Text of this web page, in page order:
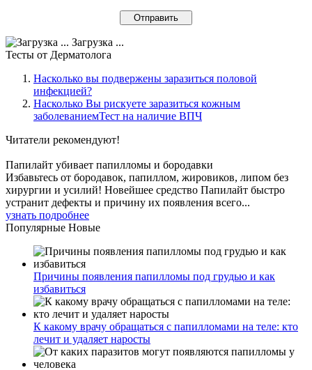
Загрузка ...
Тесты от Дерматолога
Насколько вы подвержены заразиться половой
инфекцией?
Насколько Вы рискуете заразиться кожным
заболеваниемТест на наличие ВПЧ
Читатели рекомендуют!
Папилайт убивает папилломы и бородавки
Избавьтесь от бородавок, папиллом, жировиков, липом без
хирургии и усилий! Новейшее средство Папилайт быстро
устранит дефекты и причину их появления всего...
узнать подробнее
Популярные Новые
Причины появления папилломы под грудью и как
избавиться
К какому врачу обращаться с папилломами на теле: кто
лечит и удаляет наросты